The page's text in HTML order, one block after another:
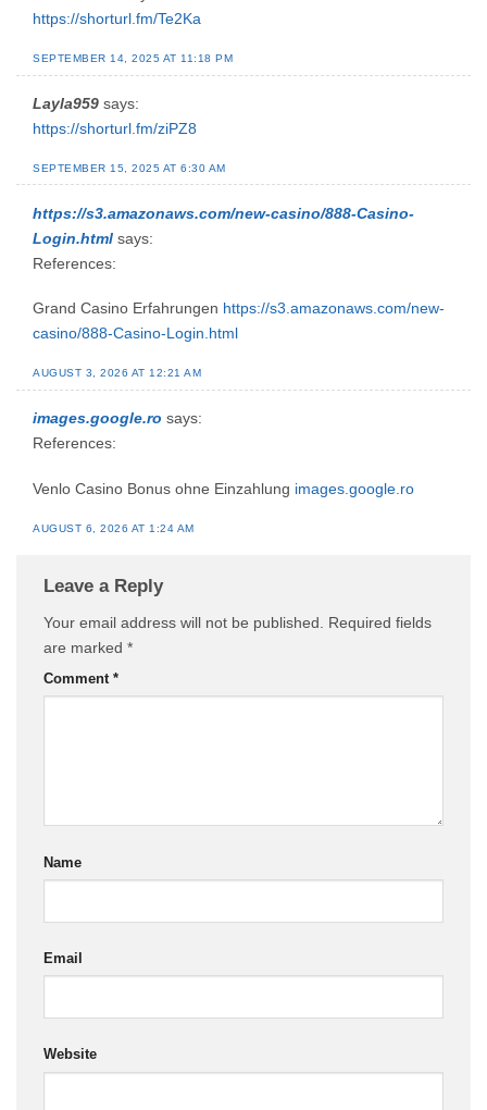
https://shorturl.fm/Te2Ka
SEPTEMBER 14, 2025 AT 11:18 PM
Layla959 says:
https://shorturl.fm/ziPZ8
SEPTEMBER 15, 2025 AT 6:30 AM
https://s3.amazonaws.com/new-casino/888-Casino-
Login.html says:
References:
Grand Casino Erfahrungen https://s3.amazonaws.com/new-
casino/888-Casino-Login.html
AUGUST 3, 2026 AT 12:21 AM
images.google.ro says:
References:
Venlo Casino Bonus ohne Einzahlung images.google.ro
AUGUST 6, 2026 AT 1:24 AM
Leave a Reply
Your email address will not be published.
Required fields
are marked *
Comment *
Name
Email
Website